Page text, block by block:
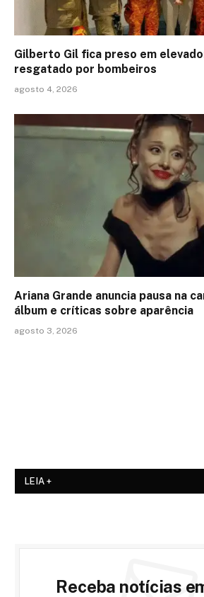
Gilberto Gil fica preso em
resgatado por bombeiros
agosto 4, 2026
Ariana Grande anuncia pausa na
álbum e críticas sobre aparência
agosto 3, 2026
LEIA +
Receba notícias